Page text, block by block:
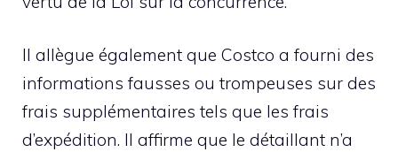
Il allègue également que Costco a fourni des
informations fausses ou trompeuses sur des
frais supplémentaires tels que les frais
d’expédition. Il affirme que le détaillant n’a